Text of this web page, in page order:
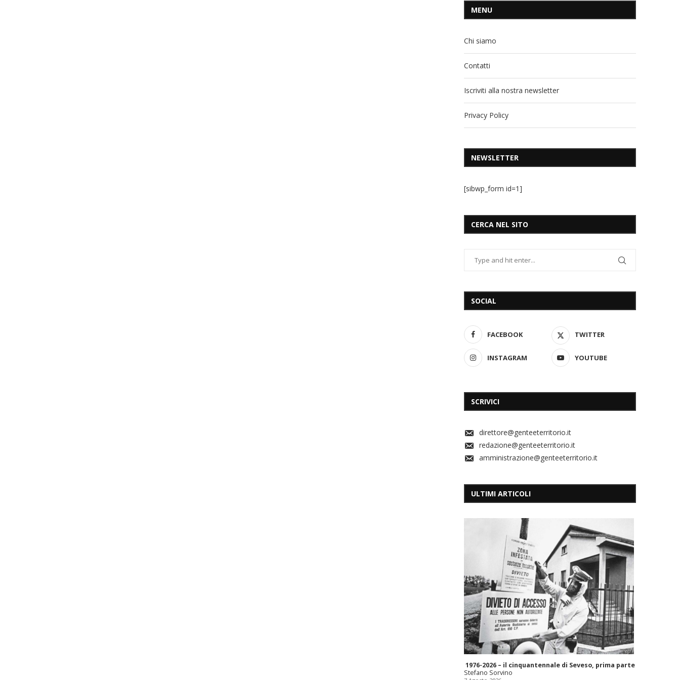
MENU
Chi siamo
Contatti
Iscriviti alla nostra newsletter
Privacy Policy
NEWSLETTER
[sibwp_form id=1]
CERCA NEL SITO
SOCIAL
FACEBOOK TWITTER
INSTAGRAM YOUTUBE
SCRIVICI
direttore@genteeterritorio.it
redazione@genteeterritorio.it
amministrazione@genteeterritorio.it
ULTIMI ARTICOLI
1976-2026 – il cinquantennale di Seveso, prima parte
Stefano Sorvino